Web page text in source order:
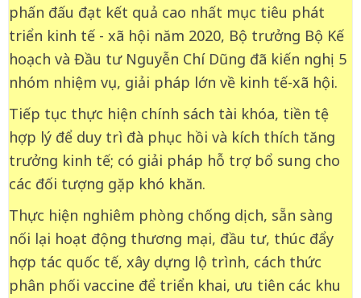
phấn đấu đạt kết quả cao nhất mục tiêu phát
triển kinh tế - xã hội năm 2020, Bộ trưởng Bộ Kế
hoạch và Đầu tư Nguyễn Chí Dũng đã kiến nghị 5
nhóm nhiệm vụ, giải pháp lớn về kinh tế-xã hội.
Tiếp tục thực hiện chính sách tài khóa, tiền tệ
hợp lý để duy trì đà phục hồi và kích thích tăng
trưởng kinh tế; có giải pháp hỗ trợ bổ sung cho
các đối tượng gặp khó khăn.
Thực hiện nghiêm phòng chống dịch, sẵn sàng
nối lại hoạt động thương mại, đầu tư, thúc đẩy
hợp tác quốc tế, xây dựng lộ trình, cách thức
phân phối vaccine để triển khai, ưu tiên các khu